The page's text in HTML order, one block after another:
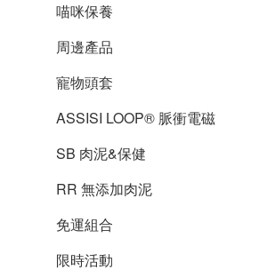
喵咪保養
周邊產品
寵物頭套
ASSISI LOOP® 脈衝電磁
SB 肉泥&保健
RR 無添加肉泥
免運組合
限時活動